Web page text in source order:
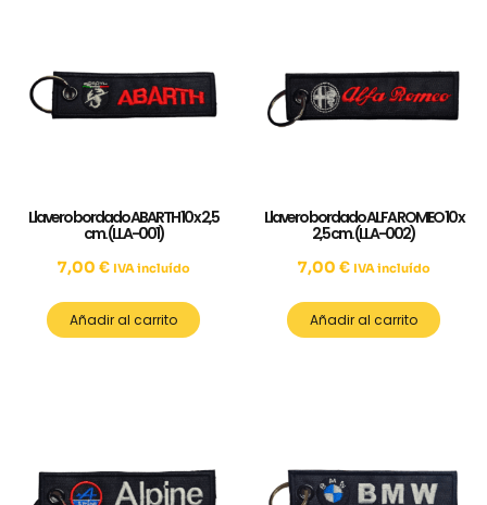
Llavero bordado ABARTH 10 x 2,5
cm. (LLA-001)
7,00 € IVA incluído
Añadir al carrito
Llavero bordado ALFA ROMEO 10 x
2,5 cm. (LLA-002)
7,00 € IVA incluído
Añadir al carrito